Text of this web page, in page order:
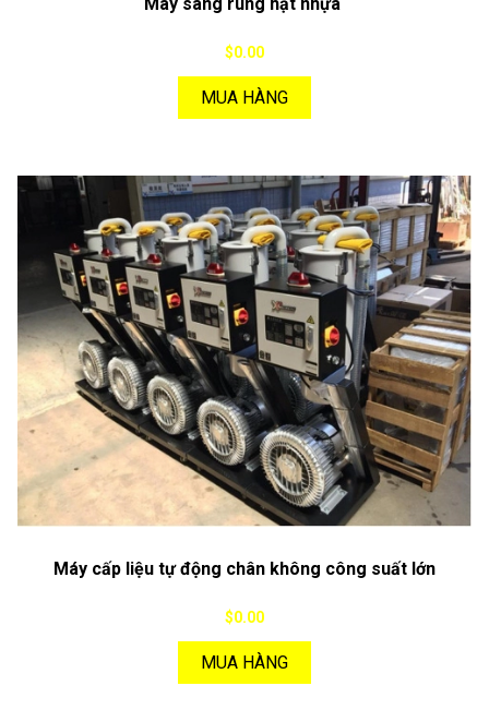
$0.00
MUA HÀNG
Máy cấp liệu tự động chân không công suất lớn
$0.00
MUA HÀNG